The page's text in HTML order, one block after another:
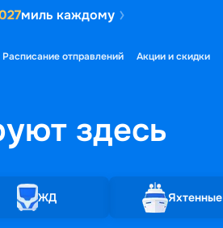
миль каждому
Расписание отправлений Акции и скидки
здесь
ЖД Яхтенные